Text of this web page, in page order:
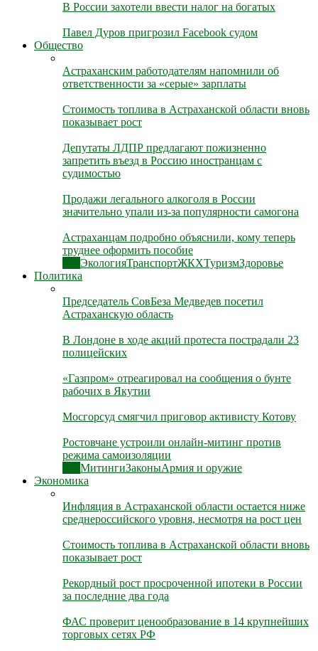
В России захотели ввести налог на богатых
Павел Дуров пригрозил Facebook судом
Общество
Астраханским работодателям напомнили об
ответственности за «серые» зарплаты
Стоимость топлива в Астраханской области вновь
показывает рост
Депутаты ЛДПР предлагают пожизненно
запретить въезд в Россию иностранцам с
судимостью
Продажи легального алкоголя в России
значительно упали из-за популярности самогона
Астраханцам подробно объяснили, кому теперь
труднее оформить пособие
ЭкологияТранспортЖКХТуризмЗдоровье
Политика
Председатель СовБеза Медведев посетил
Астраханскую область
В Лондоне в ходе акций протеста пострадали 23
полицейских
«Газпром» отреагировал на сообщения о бунте
рабочих в Якутии
Мосгорсуд смягчил приговор активисту Котову
Ростовчане устроили онлайн-митинг против
режима самоизоляции
МитингиЗаконыАрмия и оружие
Экономика
Инфляция в Астраханской области остается ниже
среднероссийского уровня, несмотря на рост цен
Стоимость топлива в Астраханской области вновь
показывает рост
Рекордный рост просроченной ипотеки в России
за последние два года
ФАС проверит ценообразование в 14 крупнейших
торговых сетях РФ